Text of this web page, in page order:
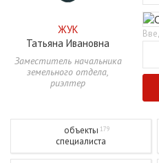
ЖУК
Татьяна Ивановна
Заместитель начальника
земельного отдела,
риэлтер
объекты 179
специалиста